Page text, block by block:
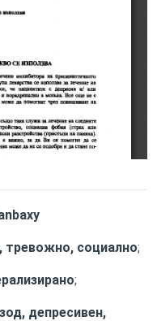
тревожно, социално;
;
депресивен,